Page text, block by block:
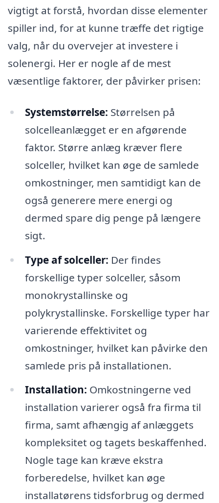
vigtigt at forstå, hvordan disse elementer
spiller ind, for at kunne træffe det rigtige
valg, når du overvejer at investere i
solenergi. Her er nogle af de mest
væsentlige faktorer, der påvirker prisen:
Systemstørrelse: Størrelsen på
solcelleanlægget er en afgørende
faktor. Større anlæg kræver flere
solceller, hvilket kan øge de samlede
omkostninger, men samtidigt kan de
også generere mere energi og
dermed spare dig penge på længere
sigt.
Type af solceller: Der findes
forskellige typer solceller, såsom
monokrystallinske og
polykrystallinske. Forskellige typer har
varierende effektivitet og
omkostninger, hvilket kan påvirke den
samlede pris på installationen.
Installation: Omkostningerne ved
installation varierer også fra firma til
firma, samt afhængig af anlæggets
kompleksitet og tagets beskaffenhed.
Nogle tage kan kræve ekstra
forberedelse, hvilket kan øge
installatørens tidsforbrug og dermed